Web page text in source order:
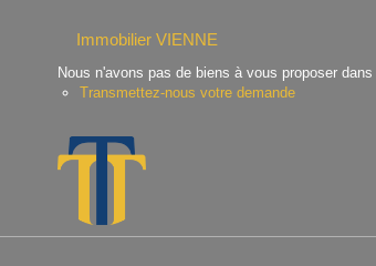
Immobilier VIENNE
Nous n'avons pas de biens à vous proposer
Transmettez-nous votre demande